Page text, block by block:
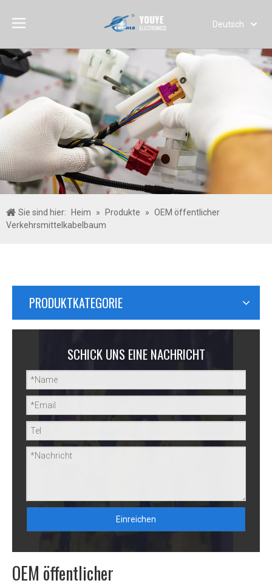
Deutsch
简体中文
Español
Português
한국어
Türk dili
Sie sind hier: Heim » Produkte » OEM öffentlicher
Verkehrsmittelkabelbaum
PRODUKTKATEGORIE
SCHICK UNS EINE NACHRICHT
Einreichen
OEM öffentlicher